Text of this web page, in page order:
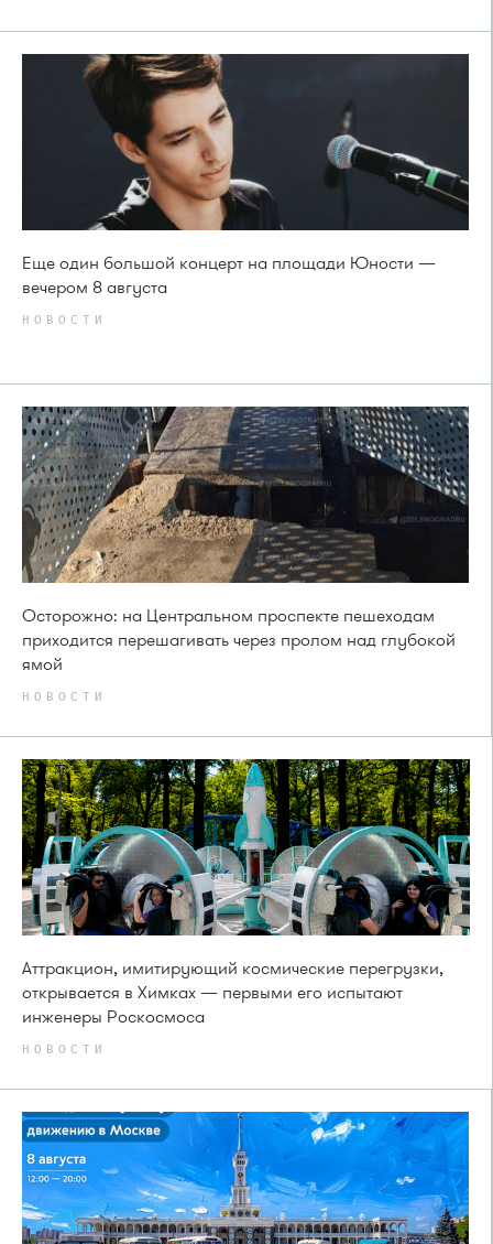
Еще один большой концерт на площади Юности —
вечером 8 августа
НОВОСТИ
Осторожно: на Центральном проспекте пешеходам
приходится перешагивать через пролом над глубокой
ямой
НОВОСТИ
Аттракцион, имитирующий космические перегрузки,
открывается в Химках — первыми его испытают
инженеры Роскосмоса
НОВОСТИ